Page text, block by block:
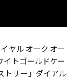
ヤル オーク オー
イトゴールドケー
トリー」ダイアル